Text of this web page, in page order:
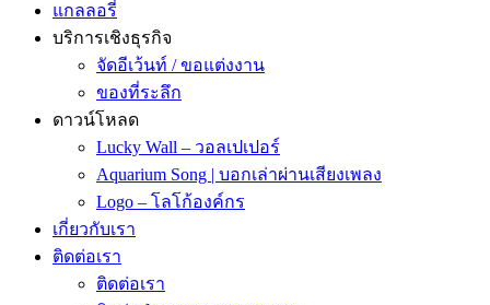
แกลลอรี่
บริการเชิงธุรกิจ
จัดอีเว้นท์ / ขอแต่งงาน
ของที่ระลึก
ดาวน์โหลด
Lucky Wall – วอลเปเปอร์
Aquarium Song | บอกเล่าผ่านเสียงเพลง
Logo – โลโก้องค์กร
เกี่ยวกับเรา
ติดต่อเรา
ติดต่อเรา